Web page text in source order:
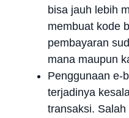
bisa jauh lebih
membuat kode
pembayaran
mana maupun
Penggunaan e-
terjadinya
transaksi.